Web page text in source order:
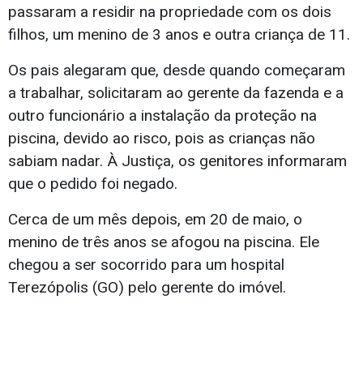
passaram a residir na propriedade com os dois
filhos, um menino de 3 anos e outra criança de 11.
Os pais alegaram que, desde quando começaram
a trabalhar, solicitaram ao gerente da fazenda e a
outro funcionário a instalação da proteção na
piscina, devido ao risco, pois as crianças não
sabiam nadar. À Justiça, os genitores informaram
que o pedido foi negado.
Cerca de um mês depois, em 20 de maio, o
menino de três anos se afogou na piscina. Ele
chegou a ser socorrido para um hospital
Terezópolis (GO) pelo gerente do imóvel.